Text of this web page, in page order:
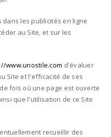
les publicités en ligne
au Site, et sur les
www.unostile.com d'évaluer
Site et l'efficacité de ses
fois où une page est ouverte
que l'utilisation de ce Site
recueillir des